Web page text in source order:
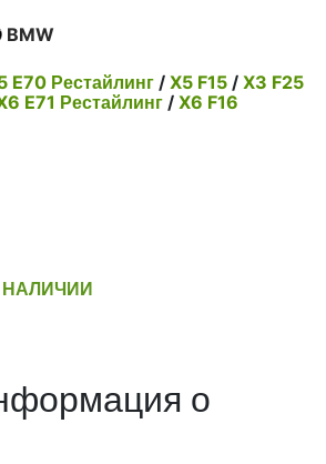
BMW
E70 Рестайлинг / X5 F15 / X3 F25
E71 Рестайлинг / X6 F16
НАЛИЧИИ
о